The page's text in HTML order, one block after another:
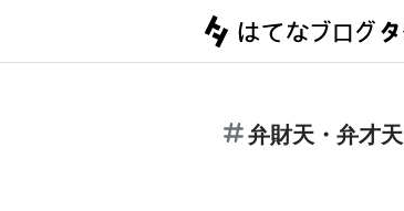
弁財天・弁才天